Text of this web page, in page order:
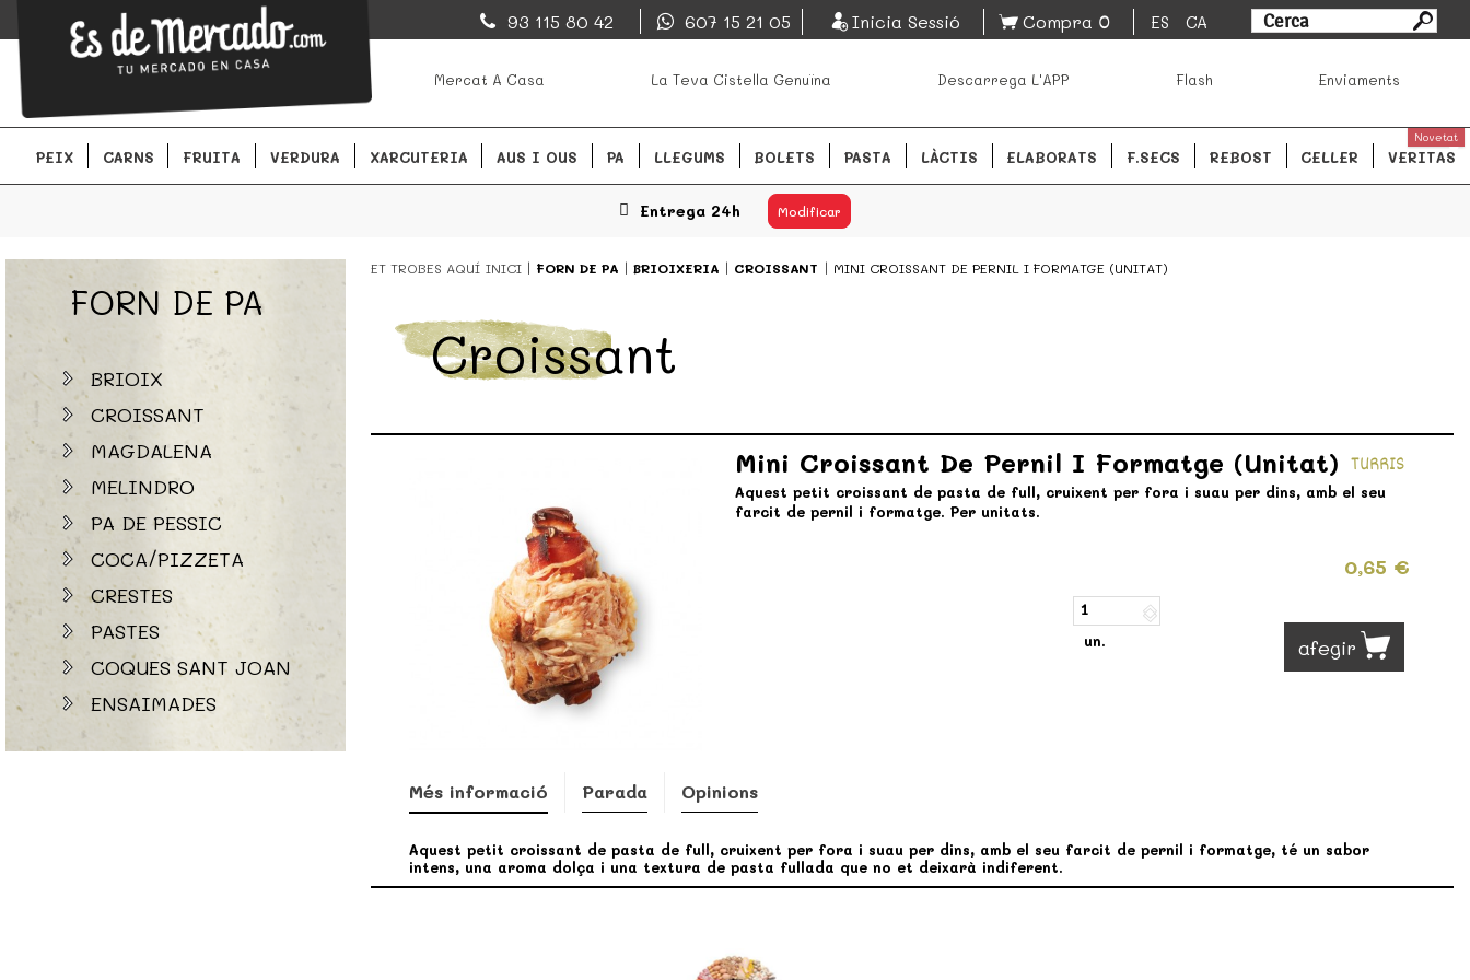
EsDeMercado.com
EsDeMercado.com te lleva a casa los mejores productos de los mejores mercados de
Barcelona y de productores locales.
EsDeMercado.com
Barcelona y de productores locales.
93 115 80 42 607 15 21 05 Inicia Sessió Compra 0 ES CA
Mercat A Casa La Teva Cistella Genuïna Descarrega L'APP Flash Enviaments
PEIX CARNS FRUITA VERDURA XARCUTERIA AUS I OUS PA LLEGUMS BOLETS PASTA LÀCTIS ELABORATS F.SECS REBOST CELLER VERITAS
Novetat
Entrega 24h Modificar
FORN DE PA
BRIOIX
CROISSANT
MAGDALENA
MELINDRO
PA DE PESSIC
COCA/PIZZETA
CRESTES
PASTES
COQUES SANT JOAN
ENSAIMADES
ET TROBES AQUÍ INICI FORN DE PA BRIOIXERIA CROISSANT MINI CROISSANT DE PERNIL I FORMATGE (UNITAT)
Croissant
TURRIS
Mini Croissant De Pernil I Formatge (unitat)
Aquest petit croissant de pasta de full, cruixent per fora i suau per dins, amb el seu
farcit de pernil i formatge. Per unitats.
0,65 €
un. afegir
Més informació Parada Opinions
Aquest petit croissant de pasta de full, cruixent per fora i suau per dins, amb el seu farcit de pernil i formatge, té un sabor
intens, una aroma dolça i una textura de pasta fullada que no et deixarà indiferent.